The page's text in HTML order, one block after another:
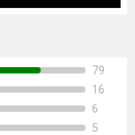
79
16
6
5